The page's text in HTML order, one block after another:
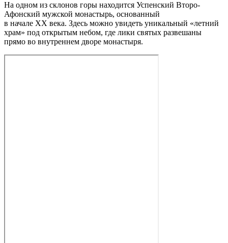
На одном из склонов горы находится Успенский Второ-
Афонский мужской монастырь, основанный
в начале XX века. Здесь можно увидеть уникальный «летний
храм» под открытым небом, где лики святых развешаны
прямо во внутреннем дворе монастыря.